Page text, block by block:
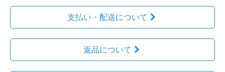
支払い・配送について
返品について